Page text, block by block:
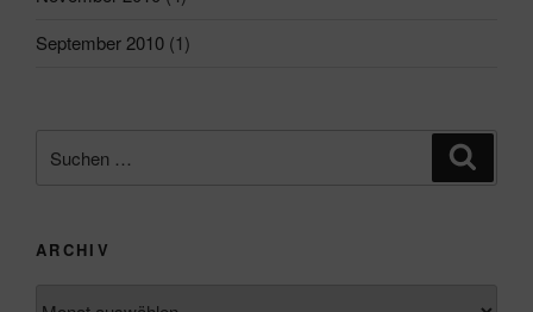
September 2010 (1)
nach:
ARCHIV